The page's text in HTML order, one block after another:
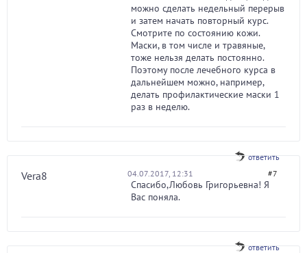
можно сделать недельный перерыв
и затем начать повторный курс.
Смотрите по состоянию кожи.
Маски, в том числе и травяные,
тоже нельзя делать постоянно.
Поэтому после лечебного курса в
дальнейшем можно, например,
делать профилактические маски 1
раз в неделю.
ответить
Vera8 04.07.2017, 12:31 #7
Спасибо,Любовь Григорьевна! Я
Вас поняла.
ответить